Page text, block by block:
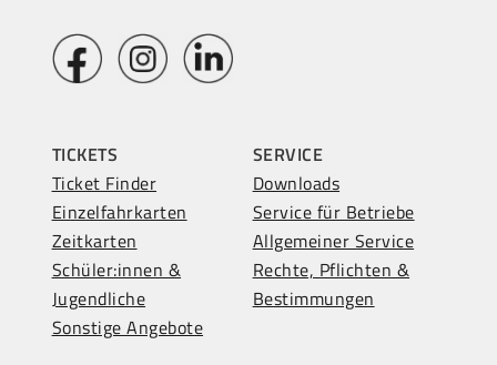
TICKETS
Ticket Finder
Einzelfahrkarten
Zeitkarten
Schüler:innen &
Jugendliche
Sonstige Angebote
SERVICE
Downloads
Service für Betriebe
Allgemeiner Service
Rechte, Pflichten &
Bestimmungen